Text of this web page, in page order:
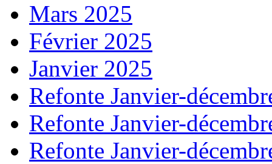
Mars 2025
Février 2025
Janvier 2025
Refonte Janvier-
Refonte Janvier-
Refonte Janvier-